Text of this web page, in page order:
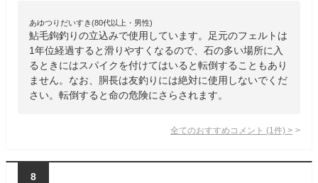
あゆつりだいすき(80代以上・男性)
鮎毛鉤釣りの立込みで使用しています。足元のフェルトは
1年位経過すると滑りやすくなるので、石の多い場所に入
るときにはスパイクを付けてはいると転倒することもあり
ません。なお、胴長は友釣りには絶対に使用しないでくだ
さい。転倒すると命の危険にさらされます。
全てのおすすめコメント (1 件) >
8